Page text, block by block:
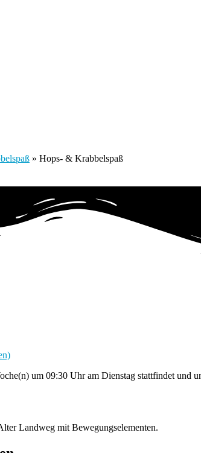
» Hops- & Krabbelspaß
um 09:30 Uhr am Dienstag stattfindet und